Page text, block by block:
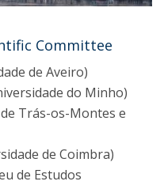
Committee
de Aveiro)
do Minho)
Trás-os-Montes e
de Coimbra)
de Estudos